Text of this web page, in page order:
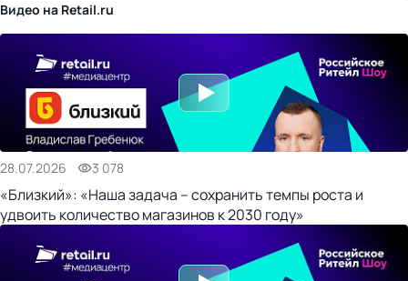
Видео на Retail.ru
28.07.2026 3 078
«Близкий»: «Наша задача – сохранить темпы роста и
удвоить количество магазинов к 2030 году»